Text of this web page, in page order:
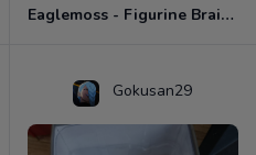
Eaglemoss - Figurine Brainiac - DC Comics - Plomb
Gokusan29